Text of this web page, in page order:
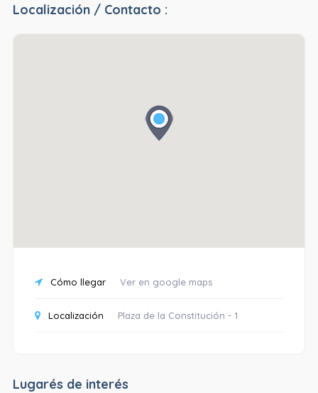
Localización / Contacto :
Cómo llegar Ver en google maps
Localización Plaza de la Constitución - 1
Lugarés de interés